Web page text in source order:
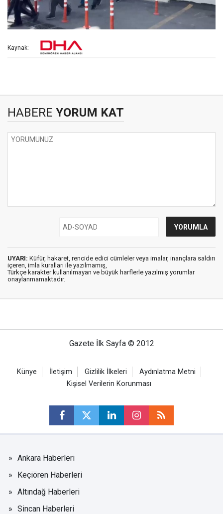
Kaynak:
HABERE YORUM KAT
UYARI: Küfür, hakaret, rencide edici cümleler veya imalar, inançlara saldırı
içeren, imla kuralları ile yazılmamış,
Türkçe karakter kullanılmayan ve büyük harflerle yazılmış yorumlar
onaylanmamaktadır.
Gazete İlk Sayfa © 2012
Künye İletişim Gizlilik İlkeleri
Aydınlatma Metni
Kişisel Verilerin Korunması
Ankara Haberleri
Keçiören Haberleri
Altındağ Haberleri
Sincan Haberleri